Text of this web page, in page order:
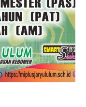
TP
2022-
2023